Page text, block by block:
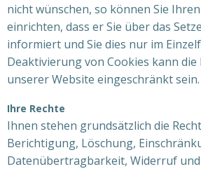
nicht wünschen, so können Sie
einrichten, dass er Sie über das
informiert und Sie dies nur im
Deaktivierung von Cookies kann
unserer Website eingeschränkt sein.
Ihre Rechte
Ihnen stehen grundsätzlich die
Berichtigung, Löschung,
Datenübertragbarkeit, Widerruf